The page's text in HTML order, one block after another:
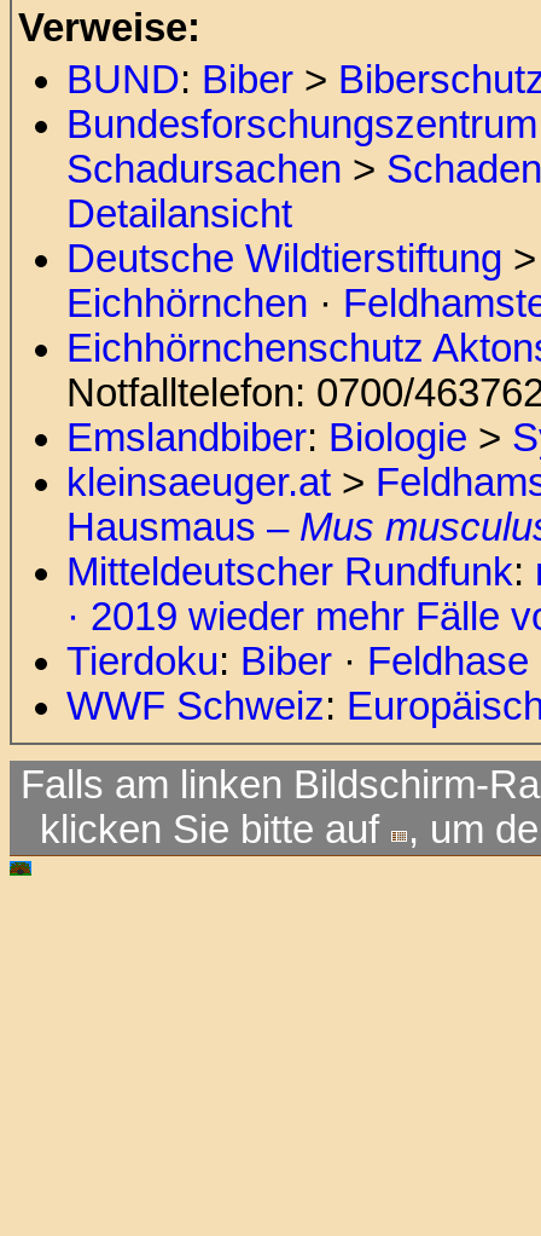
Verweise:
BUND: Biber >
Schadursachen >
Detailansicht
Deutsche Wildtierstiftung
Eichhörnchen ·
Eichhörnchenschutz
Notfalltelefon: 0700/
Emslandbiber: Biologie >
kleinsaeuger.at >
Hausmaus – Mus
Mitteldeutscher Rundfunk:
· 2019 wieder mehr Fälle
Tierdoku: Biber · Feldhase
WWF Schweiz:
Falls am linken Bildschirm-
klicken Sie bitte auf
, um